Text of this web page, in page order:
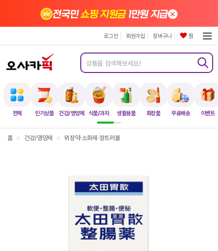
전체 인기상품 건강/영양제 식품/과자 생활용품 화장품 무료배송 이벤트
전국민쇼핑 지원금1만원 지급×
로그인 회원가입 장바구니 찜
홈 > 건강/영양제 > 위장약·소화제·장트러블